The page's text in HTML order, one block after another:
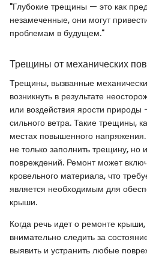
"Глубокие трещины — это как
незамеченные, они могут
проблемам в будущем."
Трещины от механических
Трещины, вызванные
возникнуть в результате
или воздействия ярости
сильного ветра. Такие трещины,
местах повышенного
не только заполнить трещину, но
повреждений. Ремонт может
кровельного материала, что
является необходимым для
крыши.
Когда речь идет о ремонте
внимательно следить за
выявить и устранить любые